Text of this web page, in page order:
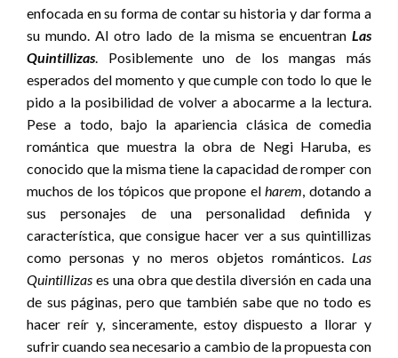
enfocada en su forma de contar su historia y dar forma a
su mundo. Al otro lado de la misma se encuentran Las
Quintillizas. Posiblemente uno de los mangas más
esperados del momento y que cumple con todo lo que le
pido a la posibilidad de volver a abocarme a la lectura.
Pese a todo, bajo la apariencia clásica de comedia
romántica que muestra la obra de Negi Haruba, es
conocido que la misma tiene la capacidad de romper con
muchos de los tópicos que propone elharem, dotando a
sus personajes de una personalidad definida y
característica, que consigue hacer ver a sus quintillizas
como personas y no meros objetos románticos. Las
Quintillizas es una obra que destila diversión en cada una
de sus páginas, pero que también sabe que no todo es
hacer reír y, sinceramente, estoy dispuesto a llorar y
sufrir cuando sea necesario a cambio de la propuesta con